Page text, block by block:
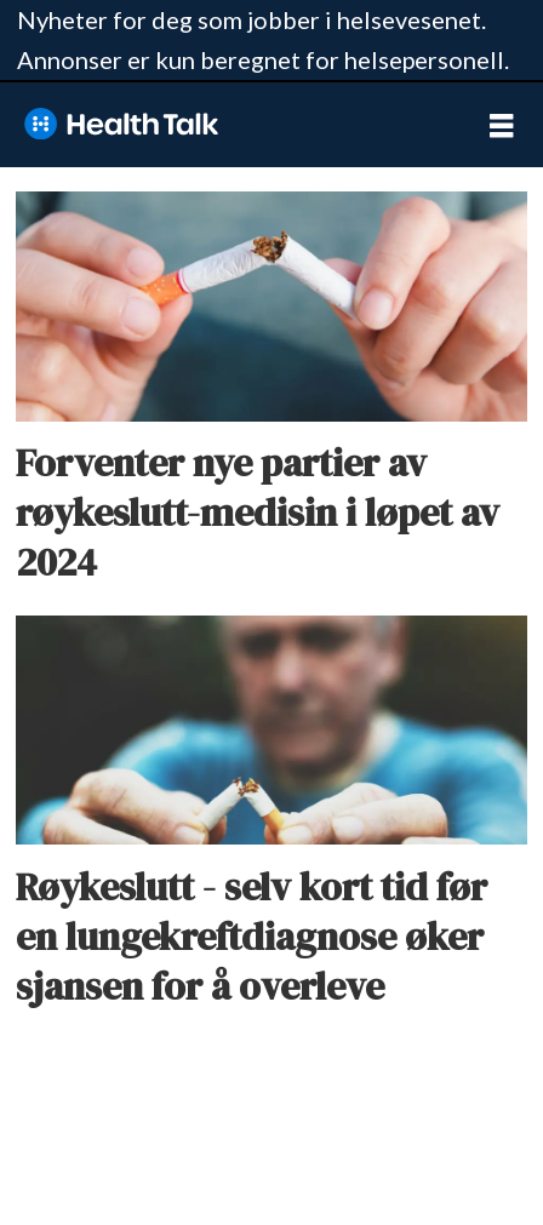
Nyheter for deg som jobber i helsevesenet.
Annonser er kun beregnet for helsepersonell.
Tag:
røykeslutt
Forventer nye partier av
røykeslutt-medisin i løpet av
2024
Røykeslutt - selv kort tid før
en lungekreftdiagnose øker
sjansen for å overleve